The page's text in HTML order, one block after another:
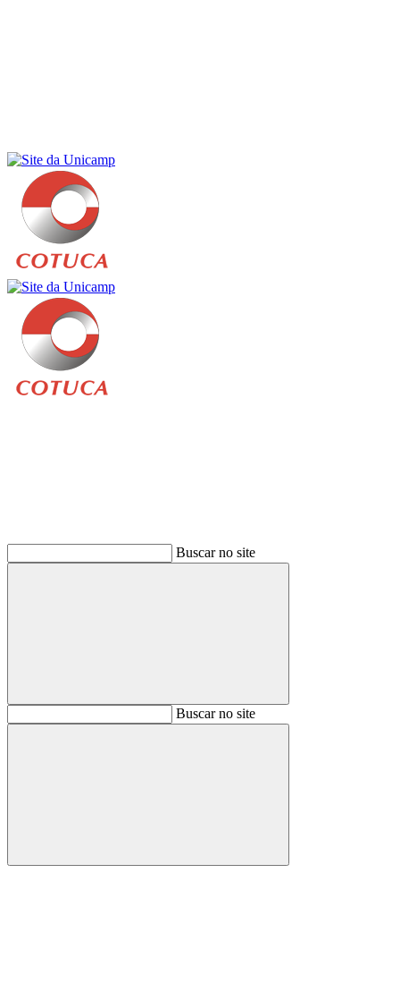
Buscar no site
BuscarBuscar no site
Buscar